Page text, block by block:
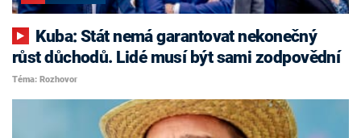
růst důchodů. Lidé musí být sami zodpovědní
Téma: Rozhovor